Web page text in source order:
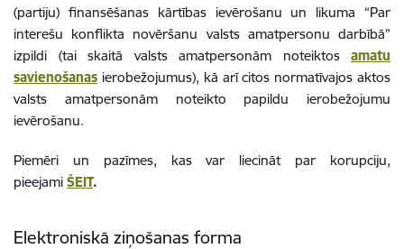
(partiju) finansēšanas kārtības ievērošanu un likuma “Par
interešu konflikta novēršanu valsts amatpersonu darbībā”
izpildi (tai skaitā valsts amatpersonām noteiktos amatu
savienošanas ierobežojumus), kā arī citos normatīvajos aktos
valsts amatpersonām noteikto papildu ierobežojumu
ievērošanu.
Piemēri un pazīmes, kas var liecināt par korupciju,
pieejami ŠEIT.
Elektroniskā ziņošanas forma